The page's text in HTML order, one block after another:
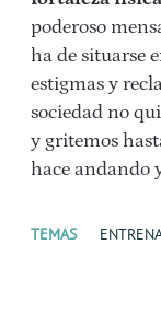
poderoso
ha de situarse
estigmas y
sociedad no
y gritemos
hace andando
TEMAS